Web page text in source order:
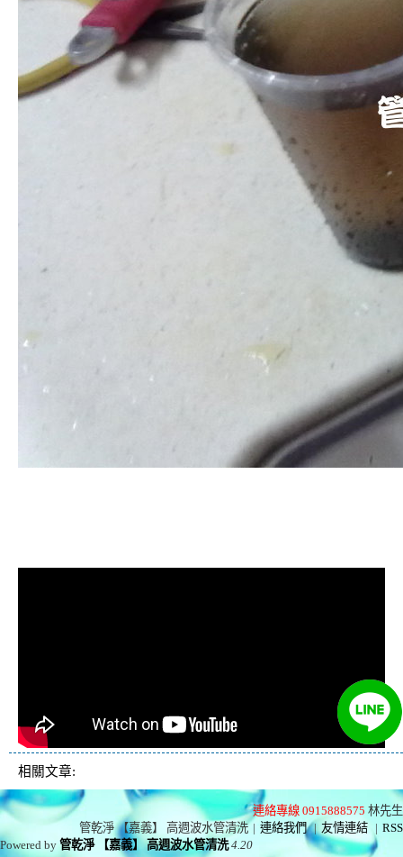
相關文章:
連絡專線 0915888575 林先生
管乾淨 【嘉義】 高週波水管清洗 | 連絡我們 | 友情連結 | RSS
Powered by管乾淨 【嘉義】 高週波水管清洗 4.20